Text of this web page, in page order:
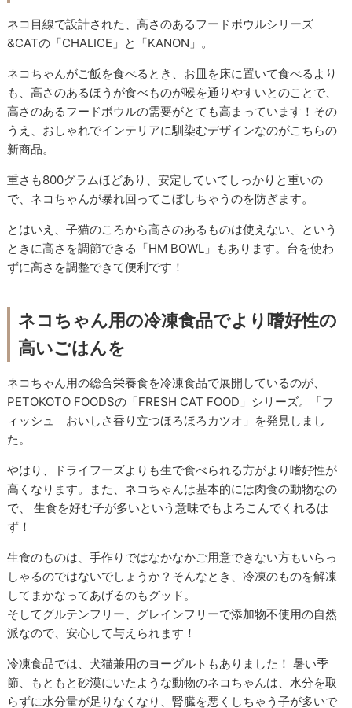
ネコ目線で設計された、高さのあるフードボウルシリーズ
&CATの「CHALICE」と「KANON」。
ネコちゃんがご飯を食べるとき、お皿を床に置いて食べるより
も、高さのあるほうが食べものが喉を通りやすいとのことで、
高さのあるフードボウルの需要がとても高まっています！その
うえ、おしゃれでインテリアに馴染むデザインなのがこちらの
新商品。
重さも800グラムほどあり、安定していてしっかりと重いの
で、ネコちゃんが暴れ回ってこぼしちゃうのを防ぎます。
とはいえ、子猫のころから高さのあるものは使えない、という
ときに高さを調節できる「HM BOWL」もあります。台を使わ
ずに高さを調整できて便利です！
ネコちゃん用の冷凍食品でより嗜好性の
高いごはんを
ネコちゃん用の総合栄養食を冷凍食品で展開しているのが、
PETOKOTO FOODSの「FRESH CAT FOOD」シリーズ。「フ
ィッシュ｜おいしさ香り立つほろほろカツオ」を発見しまし
た。
やはり、ドライフーズよりも生で食べられる方がより嗜好性が
高くなります。また、ネコちゃんは基本的には肉食の動物なの
で、 生食を好む子が多いという意味でもよろこんでくれるは
ず！
生食のものは、手作りではなかなかご用意できない方もいらっ
しゃるのではないでしょうか？そんなとき、冷凍のものを解凍
してまかなってあげるのもグッド。
そしてグルテンフリー、グレインフリーで添加物不使用の自然
派なので、安心して与えられます！
冷凍食品では、犬猫兼用のヨーグルトもありました！ 暑い季
節、もともと砂漠にいたような動物のネコちゃんは、水分を取
らずに水分量が足りなくなり、腎臓を悪くしちゃう子が多いで